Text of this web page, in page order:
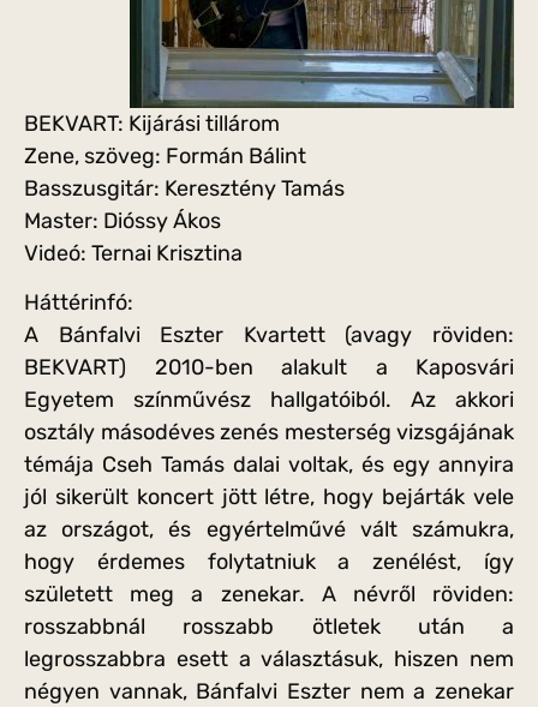
BEKVART: Kijárási tillárom
Zene, szöveg: Formán Bálint
Basszusgitár: Keresztény Tamás
Master: Dióssy Ákos
Videó: Ternai Krisztina
Háttérinfó:
A Bánfalvi Eszter Kvartett (avagy röviden:
BEKVART) 2010-ben alakult a Kaposvári
Egyetem színművész hallgatóiból. Az akkori
osztály másodéves zenés mesterség vizsgájának
témája Cseh Tamás dalai voltak, és egy annyira
jól sikerült koncert jött létre, hogy bejárták vele
az országot, és egyértelművé vált számukra,
hogy érdemes folytatniuk a zenélést, így
született meg a zenekar. A névről röviden:
rosszabbnál rosszabb ötletek után a
legrosszabbra esett a választásuk, hiszen nem
négyen vannak, Bánfalvi Eszter nem a zenekar